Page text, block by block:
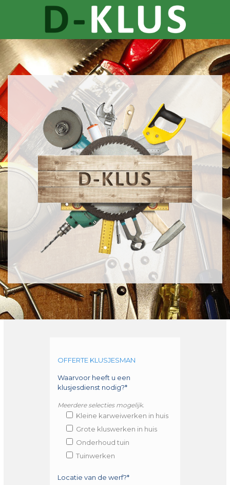
OFFERTE KLUSJESMAN
Waarvoor heeft u een
klusjesdienst nodig?*
Meerdere selecties mogelijk.
Kleine karweiwerken in huis
Grote kluswerken in huis
Onderhoud tuin
Tuinwerken
Locatie van de werf?*